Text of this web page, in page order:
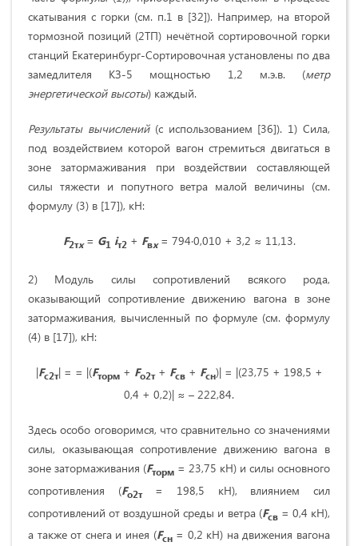
скатывания с горки (см. п.1 в [32]). Например, на второй
тормозной позиций (2ТП) нечётной сортировочной горки
станций Екатеринбург-Сортировочная установлены по два
замедлителя КЗ-5 мощностью 1,2 м.э.в. (метр
энергетической высоты) каждый.
Результаты вычислений (с использованием [36]). 1) Сила,
под воздействием которой вагон стремиться двигаться в
зоне затормаживания при воздействии составляющей
силы тяжести и попутного ветра малой величины (см.
формулу (3) в [17]), кН:
F2тx= G1 iт2+ Fвx= 794∙0,010 + 3,2 ≈ 11,13.
2) Модуль силы сопротивлений всякого рода,
оказывающий сопротивление движению вагона в зоне
затормаживания, вычисленный по формуле (см. формулу
(4) в [17]), кН:
|Fс2т| = = |(Fторм+ Fо2т+ Fсв+ Fсн)| = |(23,75 + 198,5 +
0,4 + 0,2)| ≈ – 222,84.
Здесь особо оговоримся, что сравнительно со значениями
силы, оказывающая сопротивление движению вагона в
зоне затормаживания (Fторм = 23,75 кН) и силы основного
сопротивления (Fо2т= 198,5 кН), влиянием сил
сопротивлений от воздушной среды и ветра (Fсв = 0,4 кН),
а также от снега и инея (Fсн= 0,2 кН) на движения вагона